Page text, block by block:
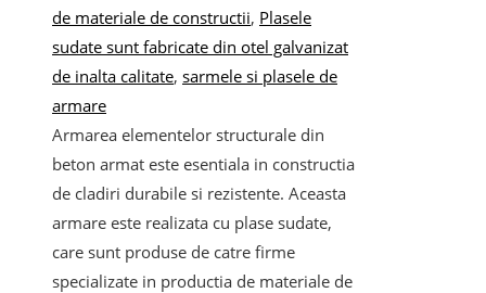
de materiale de constructii, Plasele
sudate sunt fabricate din otel galvanizat
de inalta calitate, sarmele si plasele de
armare
Armarea elementelor structurale din
beton armat este esentiala in constructia
de cladiri durabile si rezistente. Aceasta
armare este realizata cu plase sudate,
care sunt produse de catre firme
specializate in productia de materiale de